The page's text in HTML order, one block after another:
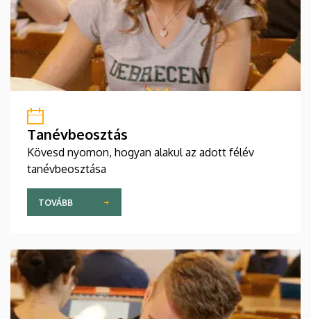
Tanévbeosztás
Kövesd nyomon, hogyan alakul az adott félév
tanévbeosztása
TOVÁBB